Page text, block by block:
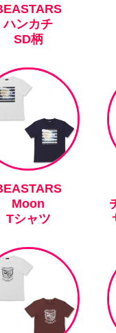
ハンカチ
SD柄
Moon
Tシャツ